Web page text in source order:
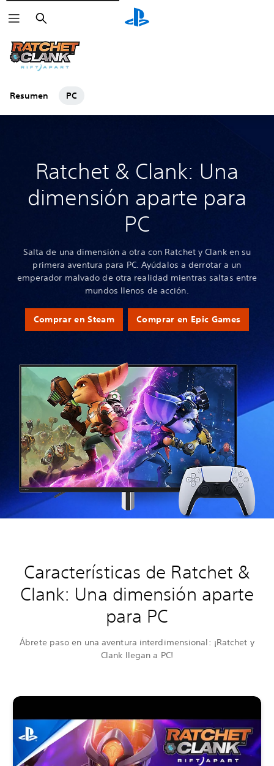
Buscar
Resumen PC
Ratchet & Clank: Una
dimensión aparte para
PC
Salta de una dimensión a otra con Ratchet y Clank en su
primera aventura para PC. Ayúdalos a derrotar a un
emperador malvado de otra realidad mientras saltas entre
mundos llenos de acción.
Comprar en Steam Comprar en Epic Games
Características de Ratchet &
Clank: Una dimensión aparte
para PC
Ábrete paso en una aventura interdimensional: ¡Ratchet y
Clank llegan a PC!